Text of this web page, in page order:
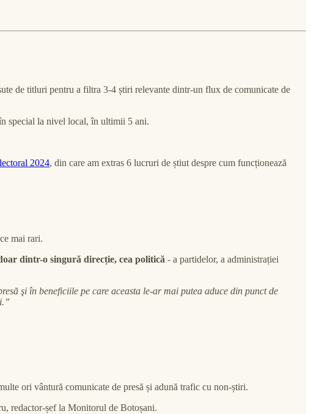
de titluri pentru a filtra 3-4 știri relevante dintr-un flux de comunicate de
special la nivel local, în ultimii 5 ani.
2024, din care am extras 6 lucruri de știut despre cum funcționează
mai rari.
dintr-o singură direcție, cea politică - a partidelor, a administrației
şi în beneficiile pe care aceasta le-ar mai putea aduce din punct de
ori vântură comunicate de presă și adună trafic cu non-știri.
redactor-șef la Monitorul de Botoșani.